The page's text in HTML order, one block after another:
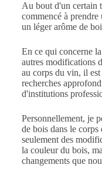
Au bout d'un certain
commencé à
un léger arôme de
En ce qui concerne
autres modifications
au corps du vin, il est
recherches
d'institutions
Personnellement, je
de bois dans le
seulement des
la couleur du bois,
changements que